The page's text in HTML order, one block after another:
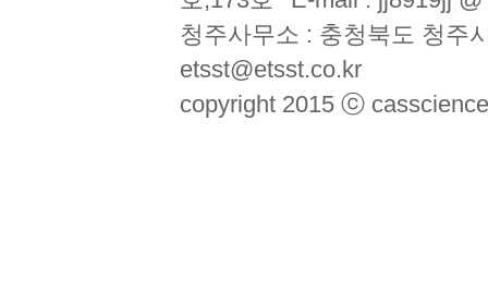
청주사무소 : 충청북도 청주
etsst@etsst.co.kr
copyright 2015 ⓒ